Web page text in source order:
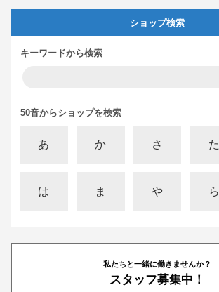
ショップ検索
キーワードから検索
50音からショップを検索
あ か さ た
は ま や ら
私たちと一緒に働きませんか？
スタッフ募集中！